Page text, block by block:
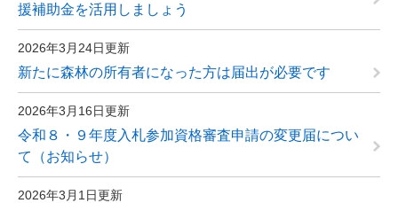
援補助金を活用しましょう
2026年3月24日更新
新たに森林の所有者になった方は届出が必要です
2026年3月16日更新
令和８・９年度入札参加資格審査申請の変更届につい
て（お知らせ）
2026年3月1日更新